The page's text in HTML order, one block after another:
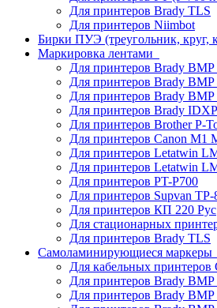
Для принтеров Brady TLS
Для принтеров Niimbot
Бирки ПУЭ (треугольник, круг,
Маркировка лентами
Для принтеров Brady BMP
Для принтеров Brady BMP
Для принтеров Brady BMP
Для принтеров Brady
Для принтеров Brother P-
Для принтеров Canon M1
Для принтеров Letatwin
Для принтеров Letatwin
Для принтеров PT-P700
Для принтеров Supvan
Для принтеров КП 220 Рус
Для стационарных
Для принтеров Brady TLS
Самоламинирующиеся маркеры
Для кабельных принтеров
Для принтеров Brady
Для принтеров Brady BMP